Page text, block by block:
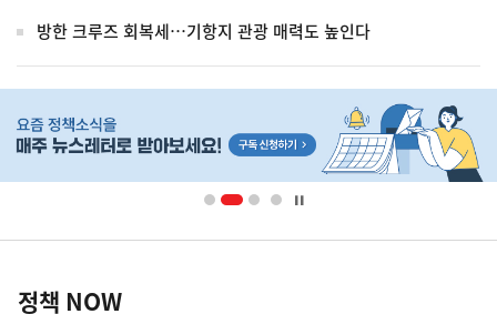
방한 크루즈 회복세…기항지 관광 매력도 높인다
단
영
책
정책 NOW